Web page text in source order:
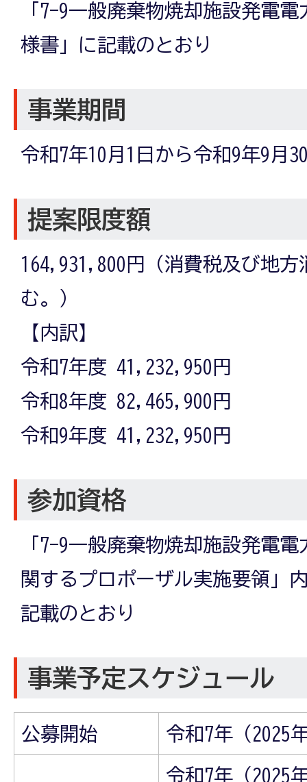
「7-9一般廃棄物焼却施設発電
様書」に記載のとおり
事業期間
令和7年10月1日から令和9年9月
提案限度額
164,931,800円（消費税及び地方
む。）
【内訳】
令和7年度 41,232,950円
令和8年度 82,465,900円
令和9年度 41,232,950円
参加資格
「7-9一般廃棄物焼却施設発電
関するプロポーザル実施要領」
記載のとおり
事業予定スケジュール
公募開始 令和7年（2025
令和7年（2025